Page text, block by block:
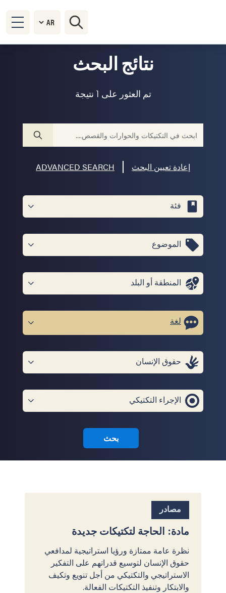
نتائج البحث
تم العثور على 1 نتيجة
إعادة تعيين البحث ADVANCED SEARCH
فئة
الموضوع
المنطقة أو البلد
لغة
حقوق الإنسان
الإجراء التكتيكي
بحث
مصادر
مادة: الحاجة لتكتيكات جديدة
نظرة عامة ممتازة ورؤيا استراتيجية لمدافعي
حقوق الإنسان لتوسيع قدراتهم على التفكير
الاستراتيجي والتكتيكي من أجل تنويع وتكيف
والابتكار وتنفيذ التكتيكات الفعالة.